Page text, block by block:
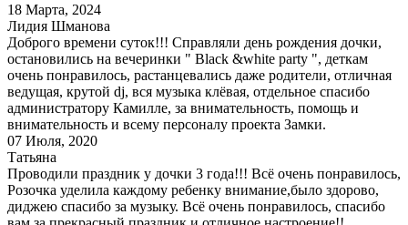
18 Марта, 2024
Лидия Шманова
Доброго времени суток!!! Справляли день рождения дочки,
остановились на вечеринки " Black &white party ", деткам
очень понравилось, растанцевались даже родители, отличная
ведущая, крутой dj, вся музыка клёвая, отдельное спасибо
администратору Камилле, за внимательность, помощь и
внимательность и всему персоналу проекта Замки.
07 Июля, 2020
Татьяна
Проводили праздник у дочки 3 года!!! Всё очень понравилось,
Розочка уделила каждому ребенку внимание,было здорово,
диджею спасибо за музыку. Всё очень понравилось, спасибо